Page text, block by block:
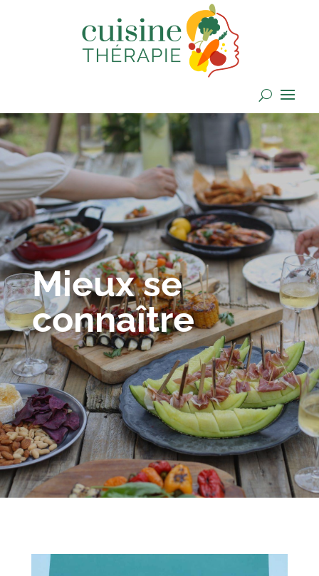
Mieux se
connaître